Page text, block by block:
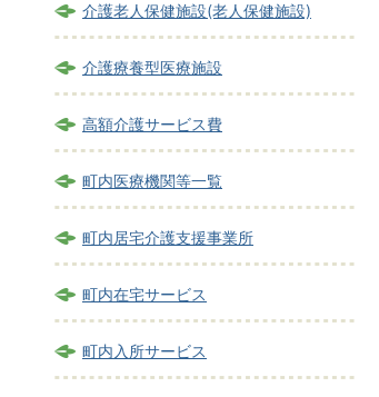
介護老人保健施設(老人保健施設)
介護療養型医療施設
高額介護サービス費
町内医療機関等一覧
町内居宅介護支援事業所
町内在宅サービス
町内入所サービス